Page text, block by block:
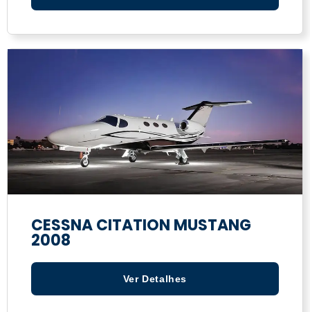
CESSNA CITATION MUSTANG
2008
Ver Detalhes